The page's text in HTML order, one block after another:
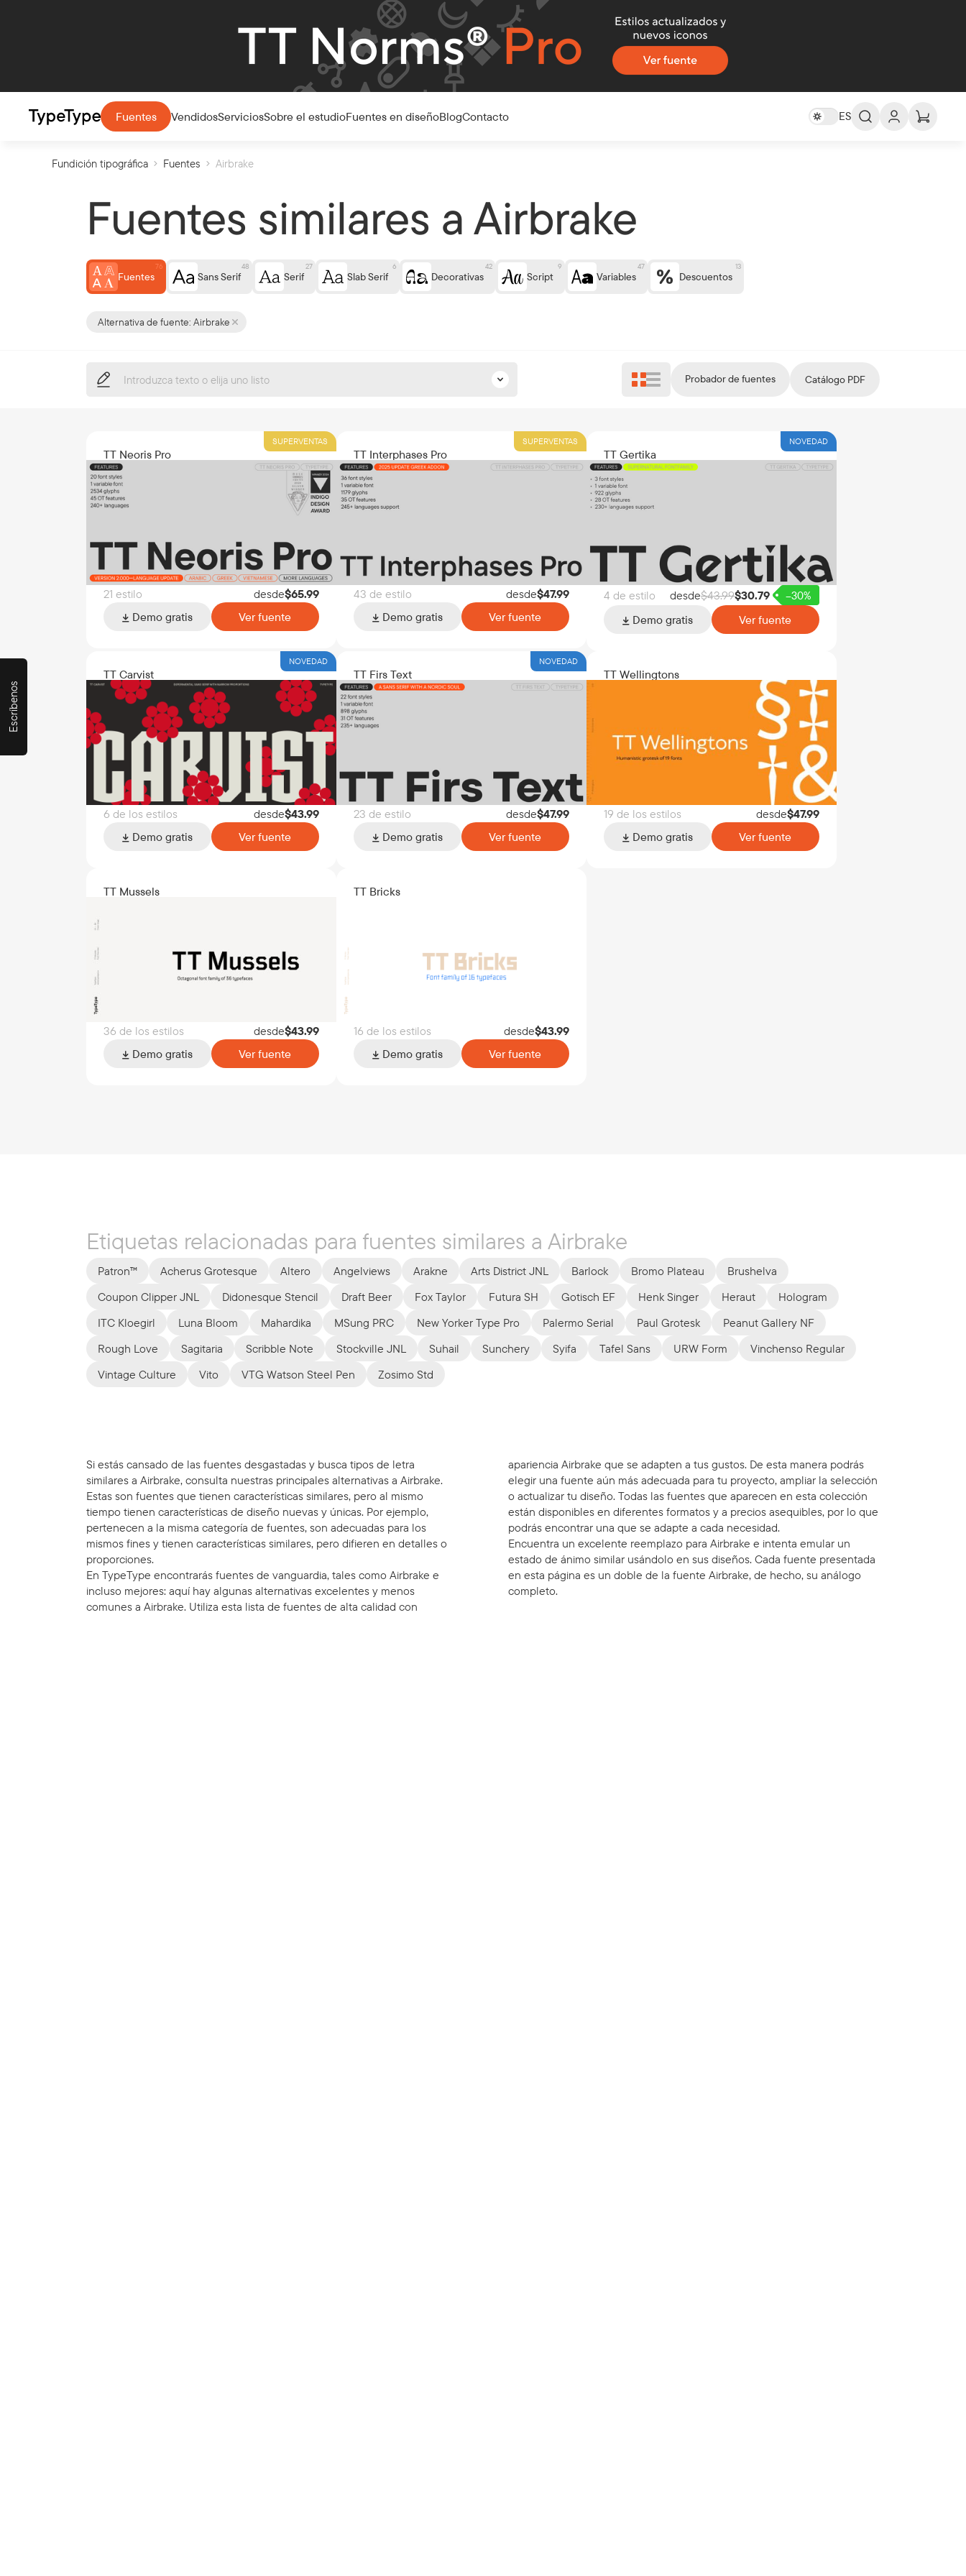
Fuentes VendidosServiciosSobre el estudioFuentes en diseñoBlogContacto ES
Fundición tipográfica Fuentes Airbrake
Fuentes similares a Airbrake
Fuentes
76
Sans Serif
48
Serif
27
Slab Serif
6
Decorativas
42
Script
9
Variables
47
Descuentos
13
Alternativa de fuente: Airbrake
Si estás cansado de las fuentes desgastadas y busca tipos de letra
similares a Airbrake, consulta nuestras principales alternativas a Airbrake.
Estas son fuentes que tienen características similares, pero al mismo
tiempo tienen características de diseño nuevas y únicas. Por ejemplo,
pertenecen a la misma categoría de fuentes, son adecuadas para los
mismos fines y tienen características similares, pero difieren en detalles o
proporciones.
En TypeType encontrarás fuentes de vanguardia, tales como Airbrake e
incluso mejores: aquí hay algunas alternativas excelentes y menos
comunes a Airbrake. Utiliza esta lista de fuentes de alta calidad con
apariencia Airbrake que se adapten a tus gustos. De esta manera podrás
elegir una fuente aún más adecuada para tu proyecto, ampliar la selección
o actualizar tu diseño. Todas las fuentes que aparecen en esta colección
están disponibles en diferentes formatos y a precios asequibles, por lo que
podrás encontrar una que se adapte a cada necesidad.
Encuentra un excelente reemplazo para Airbrake e intenta emular un
estado de ánimo similar usándolo en sus diseños. Cada fuente presentada
en esta página es un doble de la fuente Airbrake, de hecho, su análogo
completo.
Probador de fuentes Catálogo PDF
SUPERVENTAS
TT Neoris Pro
21 estilo desde$65.99
Demo gratis
Ver fuente
SUPERVENTAS
TT Interphases Pro
43 de estilo desde$47.99
Demo gratis
Ver fuente
NOVEDAD
TT Gertika
4 de estilo desde$43.99$30.79 –30%
Demo gratis Ver fuente
NOVEDAD
TT Carvist
6 de los estilos desde$43.99
Demo gratis
Ver fuente
NOVEDAD
TT Firs Text
23 de estilo desde$47.99
Demo gratis
Ver fuente
TT Wellingtons
19 de los estilos desde$47.99
Demo gratis
Ver fuente
TT Mussels
36 de los estilos desde$43.99
Demo gratis
Ver fuente
TT Bricks
16 de los estilos desde$43.99
Demo gratis
Ver fuente
Etiquetas relacionadas para fuentes similares a Airbrake
Patron™ Acherus Grotesque Altero Angelviews Arakne Arts District JNL Barlock Bromo Plateau
Brushelva
Coupon Clipper JNL
Didonesque Stencil Draft Beer Fox Taylor Futura SH Gotisch EF Henk Singer Heraut
Hologram
ITC Kloegirl
Luna Bloom Mahardika MSung PRC New Yorker Type Pro Palermo Serial Paul Grotesk
Peanut Gallery NF
Rough Love
Sagitaria Scribble Note Stockville JNL Suhail Sunchery Syifa Tafel Sans URW Form
Vinchenso Regular
Vintage Culture
Vito VTG Watson Steel Pen Zosimo Std
Escríbenos